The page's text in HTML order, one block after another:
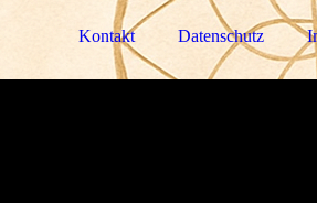
Kontakt Datenschutz